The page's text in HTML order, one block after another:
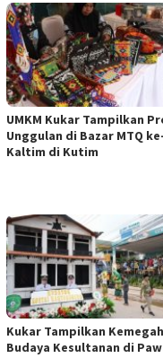
UMKM Kukar Tampilkan
Unggulan di Bazar MTQ
Kaltim di Kutim
Kukar Tampilkan
Budaya Kesultanan di